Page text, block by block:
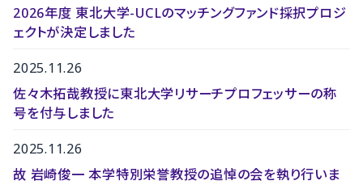
2026年度 東北大学-UCLのマッチングファンド採択プロジ
ェクトが決定しました
2025.11.26
佐々木拓哉教授に東北大学リサーチプロフェッサーの称
号を付与しました
2025.11.26
故 岩崎俊一 本学特別栄誉教授の追悼の会を執り行いま